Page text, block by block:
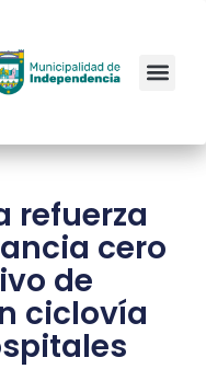
refuerza
cero
de
ciclovía